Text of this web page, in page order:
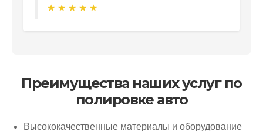
★ ★ ★ ★ ★
Преимущества наших услуг по
полировке авто
Высококачественные материалы и оборудование